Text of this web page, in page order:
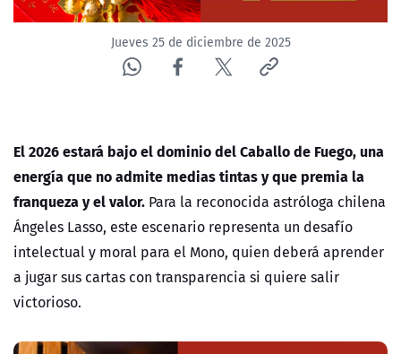
Jueves 25 de diciembre de 2025
El 2026 estará bajo el dominio del Caballo de Fuego, una
energía que no admite medias tintas y que premia la
franqueza y el valor. Para la reconocida astróloga chilena
Ángeles Lasso, este escenario representa un desafío
intelectual y moral para el Mono, quien deberá aprender
a jugar sus cartas con transparencia si quiere salir
victorioso.